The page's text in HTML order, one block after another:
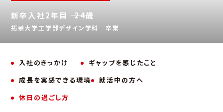
新卒入社2年目 ――― 24歳
拓殖大学工学部デザイン学科 卒業
入社のきっかけ
ギャップを感じたこと
成長を実感できる環境
就活中の方へ
休日の過ごし方